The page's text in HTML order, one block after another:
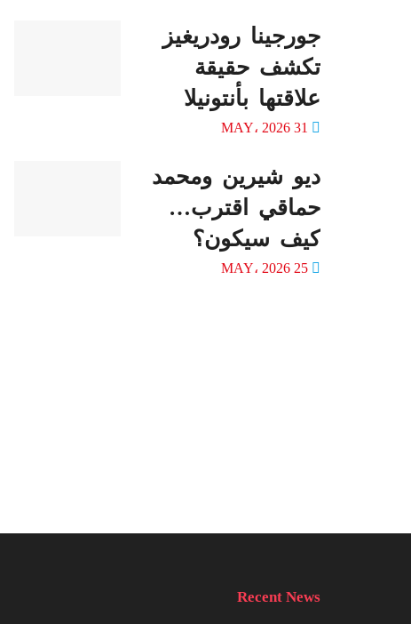
جورجينا رودريغيز
تكشف حقيقة
علاقتها بأنتونيلا
ديو شيرين ومحمد
حماقي اقترب…
كيف سيكون؟
Recent News